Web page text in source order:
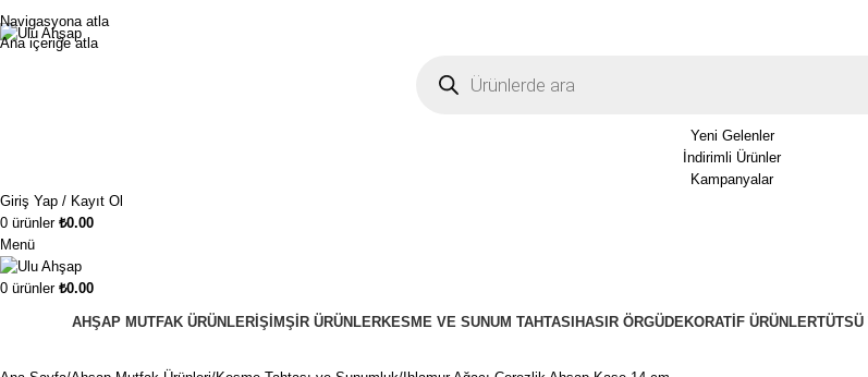
Navigasyona atla
Ana içeriğe atla
Yeni Gelenler
İndirimli Ürünler
Kampanyalar
Giriş Yap / Kayıt Ol
0 ürünler ₺0.00
Menü
0 ürünler ₺0.00
AHŞAP MUTFAK ÜRÜNLERI ŞIMŞIR ÜRÜNLERKESME VE SUNUM TAHTASI HASIR ÖRGÜDEKORATIF ÜRÜNLERTÜTSÜ